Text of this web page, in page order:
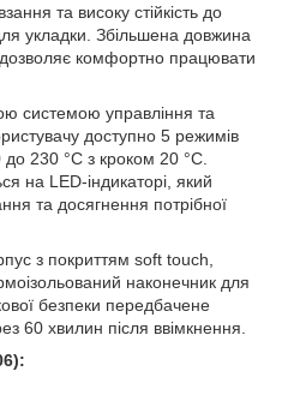
та високу стійкість до
укладки. Збільшена довжина
комфортно працювати
системою управління та
доступно 5 режимів
до 230 °C з кроком 20 °C.
на LED-індикаторі, який
та досягнення потрібної
з покриттям soft touch,
наконечник для
безпеки передбачене
60 хвилин після ввімкнення.